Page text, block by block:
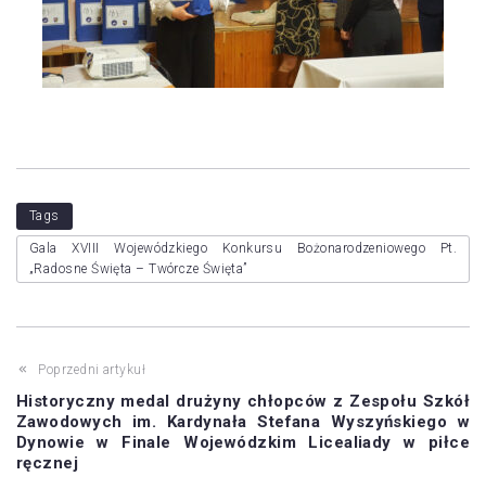
Tags
Gala XVIII Wojewódzkiego Konkursu Bożonarodzeniowego Pt.
„Radosne Święta – Twórcze Święta”
Poprzedni artykuł
Historyczny medal drużyny chłopców z Zespołu Szkół
Zawodowych im. Kardynała Stefana Wyszyńskiego w
Dynowie w Finale Wojewódzkim Licealiady w piłce
ręcznej